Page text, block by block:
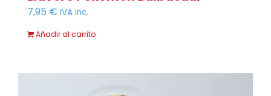
7,95 € IVA Inc.
Añadir al carrito